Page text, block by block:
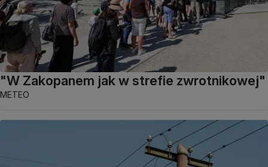
"W Zakopanem jak w strefie zwrotnikowej"
METEO